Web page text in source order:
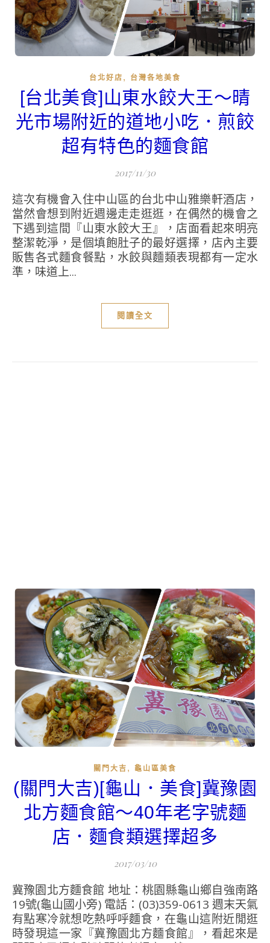
台北好店 , 台灣各地美食
[台北美食]山東水餃大王～晴
光市場附近的道地小吃．煎餃
超有特色的麵食館
2017/11/30
這次有機會入住中山區的台北中山雅樂軒酒店，
當然會想到附近週邊走走逛逛，在偶然的機會之
下遇到這間『山東水餃大王』，店面看起來明亮
整潔乾淨，是個填飽肚子的最好選擇，店內主要
販售各式麵食餐點，水餃與麵類表現都有一定水
準，味道上...
閱讀全文
關門大吉 , 龜山區美食
(關門大吉)[龜山．美食]冀豫園
北方麵食館～40年老字號麵
店．麵食類選擇超多
2017/03/10
冀豫園北方麵食館 地址：桃園縣龜山鄉自強南路
19號(龜山國小旁) 電話：(03)359-0613 週末天氣
有點寒冷就想吃熱呼呼麵食，在龜山這附近閒逛
時發現這一家『冀豫園北方麵食館』，看起來是